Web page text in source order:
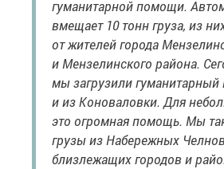
гуманитарной помощи.
вмещает 10 тонн груза, из
от жителей города
и Мензелинского района.
мы загрузили гуманитарный
и из Коноваловки. Для
это огромная помощь. Мы
грузы из Набережных
близлежащих городов и